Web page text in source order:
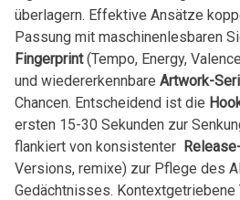
überlagern.‌ Effektive Ansätze
Passung mit maschinenlesbaren⁢
Fingerprint⁣(Tempo,⁣ Energy,
und wiedererkennbare Artwork-
Chancen.‌ Entscheidend ist die
ersten 15-30‌ Sekunden ‍zur‌
flankiert von konsistenter ⁢
Versions, remixe) zur Pflege des
Gedächtnisses. Kontextgetriebene